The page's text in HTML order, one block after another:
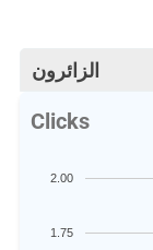
الزائرون
Clicks
1.75
2.00